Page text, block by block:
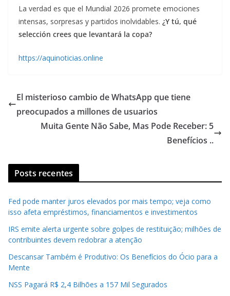
La verdad es que el Mundial 2026 promete emociones
intensas, sorpresas y partidos inolvidables. ¿Y tú, qué
selección crees que levantará la copa?
https://aquinoticias.online
El misterioso cambio de WhatsApp que tiene
preocupados a millones de usuarios
Muita Gente Não Sabe, Mas Pode Receber: 5
Benefícios ..
Posts recentes
Fed pode manter juros elevados por mais tempo; veja como
isso afeta empréstimos, financiamentos e investimentos
IRS emite alerta urgente sobre golpes de restituição; milhões de
contribuintes devem redobrar a atenção
Descansar Também é Produtivo: Os Benefícios do Ócio para a
Mente
NSS Pagará R$ 2,4 Bilhões a 157 Mil Segurados